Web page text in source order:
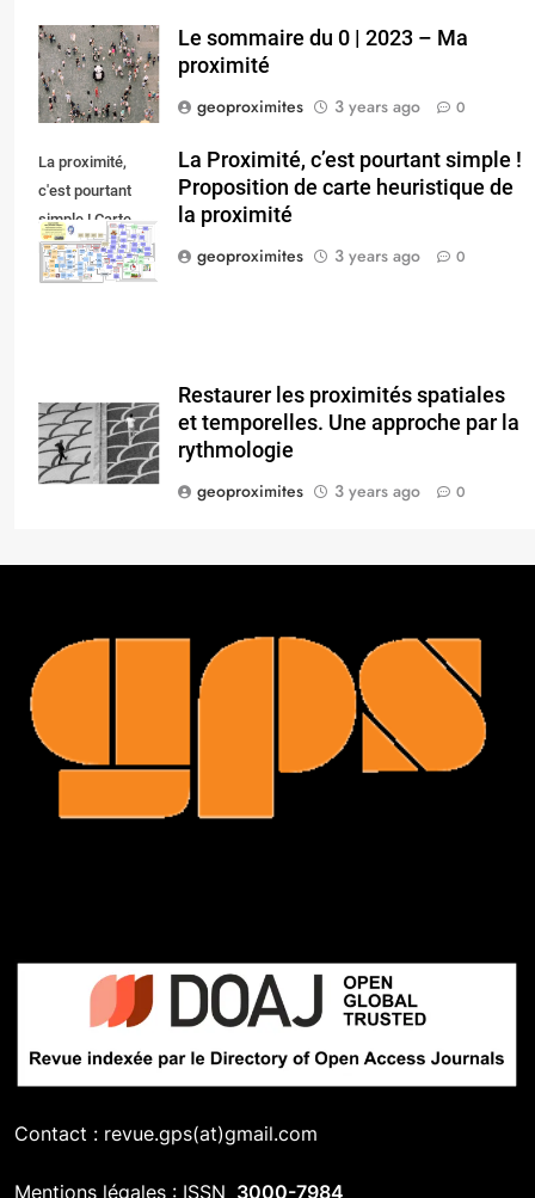
Le sommaire du 0 | 2023 – Ma
proximité
geoproximites
3 years ago 0
La proximité,
c'est pourtant
simple ! Carte
heuristique.
La Proximité, c’est pourtant simple !
Proposition de carte heuristique de
la proximité
geoproximites
3 years ago 0
Restaurer les proximités spatiales
et temporelles. Une approche par la
rythmologie
geoproximites
3 years ago 0
Contact : revue.gps(at)gmail.com
Mentions légales : ISSN 3000-7984